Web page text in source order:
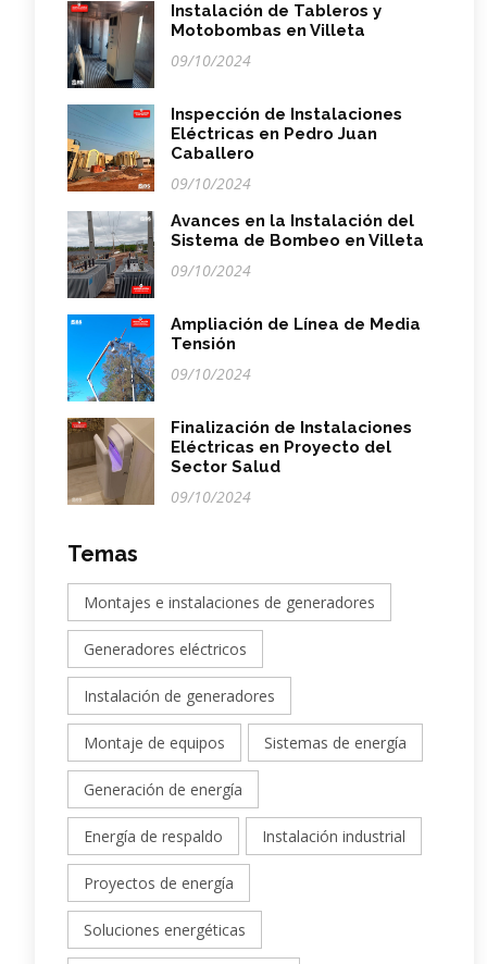
Instalación de Tableros y
Motobombas en Villeta
09/10/2024
Inspección de Instalaciones
Eléctricas en Pedro Juan
Caballero
09/10/2024
Avances en la Instalación del
Sistema de Bombeo en Villeta
09/10/2024
Ampliación de Línea de Media
Tensión
09/10/2024
Finalización de Instalaciones
Eléctricas en Proyecto del
Sector Salud
09/10/2024
Temas
Montajes e instalaciones de generadores
Generadores eléctricos
Instalación de generadores
Montaje de equipos Sistemas de energía
Generación de energía
Energía de respaldo Instalación industrial
Proyectos de energía
Soluciones energéticas